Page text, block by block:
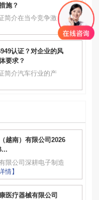
施？
简介在当今竞争激
认证？对企业的风
要求？
简介汽车行业的产
越南）有限公司2026
限公司深耕电子制造
情】
医疗器械有限公司